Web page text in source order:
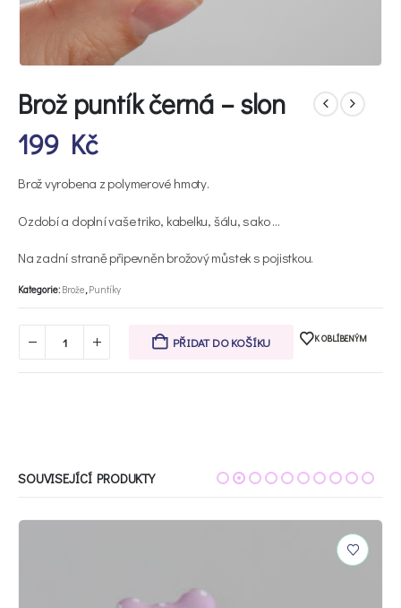
Brož puntík černá – slon
199 Kč
Brož vyrobena z polymerové hmoty.
Ozdobí a doplní vaše triko, kabelku, šálu, sako …
Na zadní straně připevněn brožový můstek s pojistkou.
Kategorie:Brože,Puntíky
PŘIDAT DO KOŠÍKU K OBLÍBENÝM
SOUVISEJÍCÍ PRODUKTY